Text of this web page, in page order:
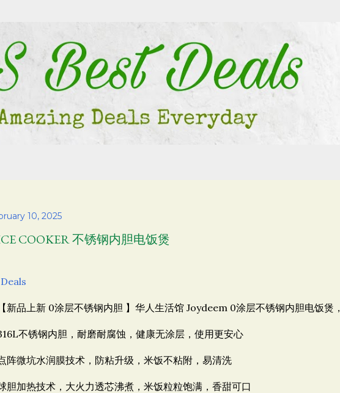
10, 2025
COOKER 不锈钢内胆电饭煲
新品上新 0涂层不锈钢内胆 】华人生活馆 Joydeem 0涂层不锈钢内胆电饭煲，
不锈钢内胆，耐磨耐腐蚀，健康无涂层，使用更安心
阵微坑水润膜技术，防粘升级，米饭不粘附，易清洗
胆加热技术，大火力透芯沸煮，米饭粒粒饱满，香甜可口